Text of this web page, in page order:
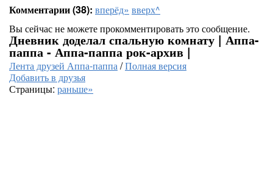
Комментарии (38): вперёд» вверх^
Вы сейчас не можете прокомментировать это сообщение.
Дневник доделал спальную комнату | Аппа-
паппа - Аппа-паппа рок-архив |
Лента друзей Аппа-паппа/Полная версия
Добавить в друзья
Страницы: раньше»